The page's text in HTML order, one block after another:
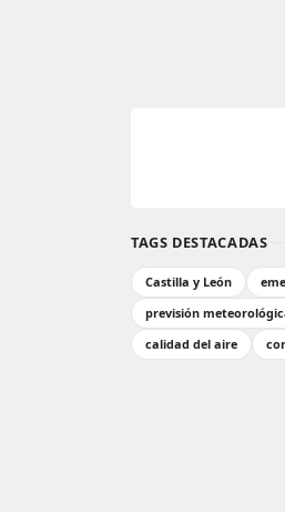
TAGS DESTACADAS
Castilla y León
previsión
calidad del aire